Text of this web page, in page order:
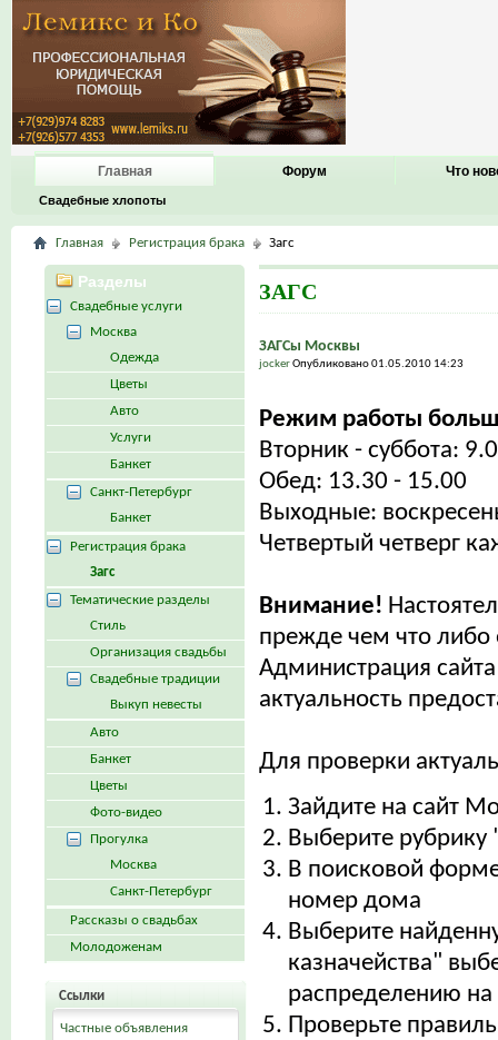
Главная
Свадебные хлопоты
Форум Что
Главная Регистрация брака Загс
ЗАГС
ЗАГСы Москвы
jockerОпубликовано 01.05.2010 14:23
Режим работы
Вторник - суббота:
Обед: 13.30 - 15.00
Выходные:
Четвертый четверг
Внимание!
прежде чем что либо
Администрация сайта
актуальность
Для проверки
Зайдите на сайт
Выберите
В поисковой
номер дома
Выберите
казначейства"
распределению
Проверьте
Разделы
Свадебные услуги
Москва
Одежда
Цветы
Авто
Услуги
Банкет
Санкт-Петербург
Банкет
Регистрация брака
Загс
Тематические разделы
Стиль
Организация свадьбы
Свадебные традиции
Выкуп невесты
Авто
Банкет
Цветы
Фото-видео
Прогулка
Москва
Санкт-Петербург
Рассказы о свадьбах
Молодоженам
Ссылки
Частные объявления